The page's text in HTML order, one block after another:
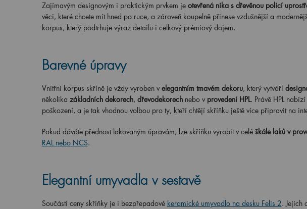
Zajímavým designovým i praktickým prvkem je otevřená nika s dřevěnou policí
věci, které chcete mít hned po ruce, a zároveň koupelně přinese vzdušnější a
korpus, který podtrhuje výraz detailu i celkový prémiový dojem.
Barevné úpravy
Vnitřní korpus skříně je vždy vyroben velegantním tmavém dekoru, který vytváří
několika základních dekorech, dřevodekorech nebo v provedení HPL. Právě HPL
poškození, a je tak vhodnou volbou pro ty, kteří chtějí skříňku ještě více připravit na
Pokud dáváte přednost lakovaným úpravám, lze skříňku vyrobit v celé škále laků v
RAL nebo NCS.
Elegantní umyvadla v sestavě
Součástí ceny skříňky je i bezpřepadové keramické umyvadlo na desku Felis 2. Jejich